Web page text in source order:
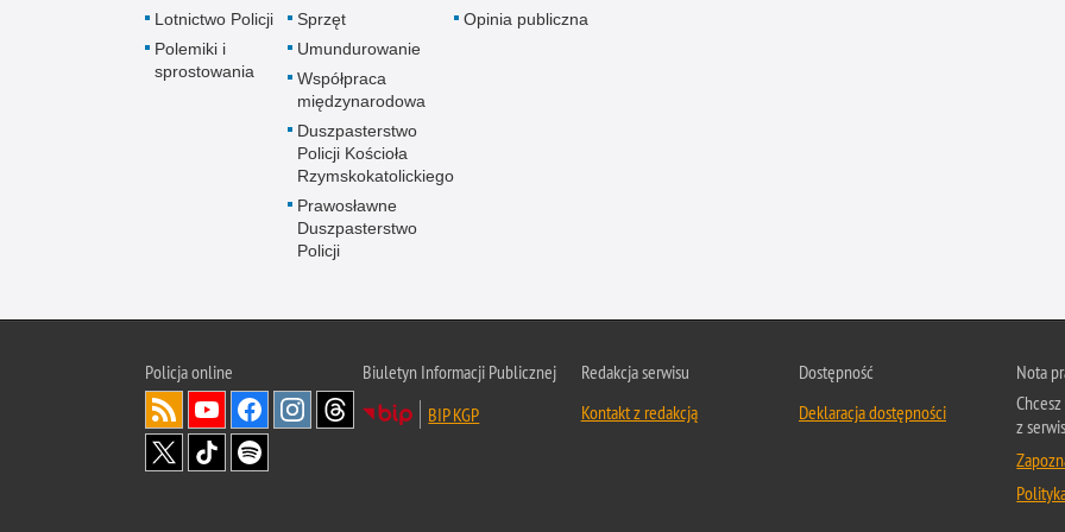
Lotnictwo Policji
Polemiki i
sprostowania
Sprzęt
Umundurowanie
Współpraca
międzynarodowa
Duszpasterstwo
Policji Kościoła
Rzymskokatolickiego
Prawosławne
Duszpasterstwo
Policji
Opinia publiczna
Policjaonline
Biuletyn Informacji Publicznej
BIP KGP
Redakcja serwisu
Kontakt z redakcją
Dostępność
Deklaracja dostępności
Nota
z